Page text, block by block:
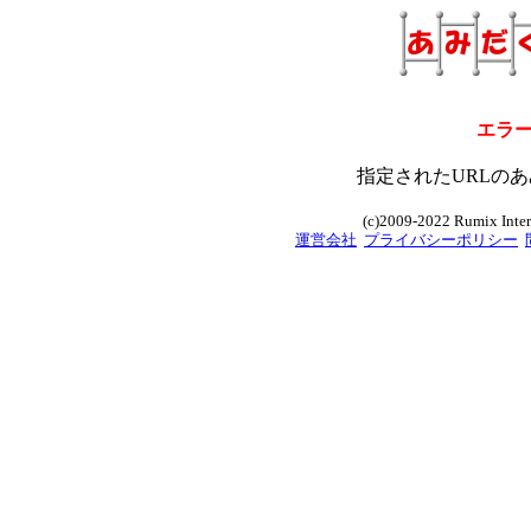
エラ
指定されたURLの
(c)2009-2022 Rumix
運営会社 プライバシーポリシー